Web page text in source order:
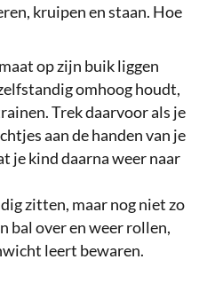
kruipen en staan. Hoe
op zijn buik liggen
omhoog houdt,
Trek daarvoor als je
aan de handen van je
je kind daarna weer naar
zitten, maar nog niet zo
bal over en weer rollen,
leert bewaren.